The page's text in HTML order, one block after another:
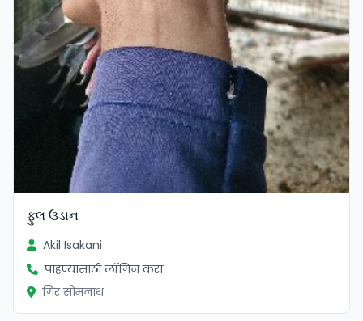
ફુલ ઉડાન
Akil Isakani
पाहण्यासाठी लॉगिन करा
गिर सोमनाथ